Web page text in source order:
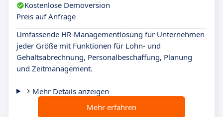
Kostenlose Demoversion
Preis auf Anfrage
Umfassende HR-Managementlösung für Unternehmen
jeder Größe mit Funktionen für Lohn- und
Gehaltsabrechnung, Personalbeschaffung, Planung
und Zeitmanagement.
Mehr Details anzeigen
Mehr erfahren